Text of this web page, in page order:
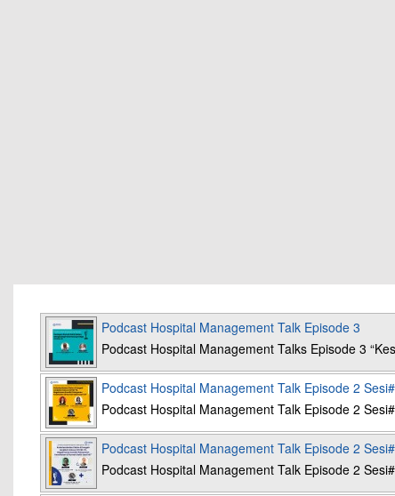
Podcast Hospital Management Talk Episode 3
Podcast Hospital Management Talks Episode 3
Podcast Hospital Management Talk Episode 2
Podcast Hospital Management Talk Episode 2
Podcast Hospital Management Talk Episode 2
Podcast Hospital Management Talk Episode 2